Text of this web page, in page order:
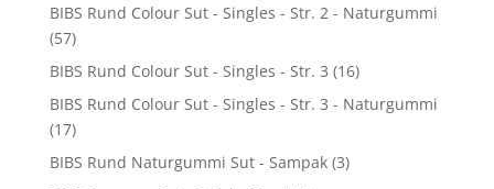
BIBS Rund Colour Sut - Singles - Str. 2 - Naturgummi
(57)
BIBS Rund Colour Sut - Singles - Str. 3 (16)
BIBS Rund Colour Sut - Singles - Str. 3 - Naturgummi
(17)
BIBS Rund Naturgummi Sut - Sampak (3)